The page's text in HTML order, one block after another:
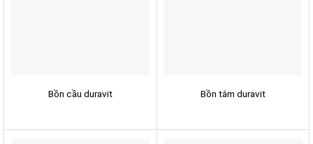
Bồn cầu duravit Bồn tắm duravit